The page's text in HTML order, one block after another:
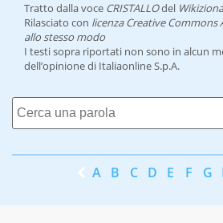
Tratto dalla voce CRISTALLOdel
Rilasciato con licenza Creative
allo stesso modo
I testi sopra riportati non sono in alcun
dell’opinione di Italiaonline S.p.A.
A B C D E F G